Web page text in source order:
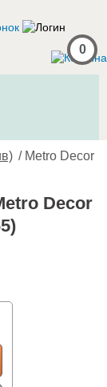
0
/ Metro Decor
Decor